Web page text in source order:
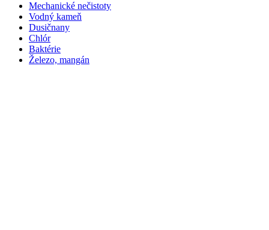
Mechanické nečistoty
Vodný kameň
Dusičnany
Chlór
Baktérie
Železo, mangán